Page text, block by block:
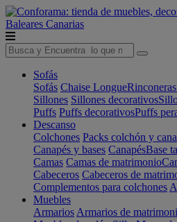
Baleares Canarias
Sofás
Sofás Chaise LongueRinconeras
Sillones Sillones decorativos
Puffs Puffs decorativosPuffs
Descanso
Colchones Packs colchón y
Canapés y bases CanapésBase
Camas Camas de matrimonio
Cabeceros Cabeceros de
Complementos para colchones
Muebles
Armarios Armarios de